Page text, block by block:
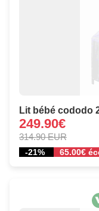
Lit bébé cododo
249.90€
314.90 EUR
-21% 65.00€